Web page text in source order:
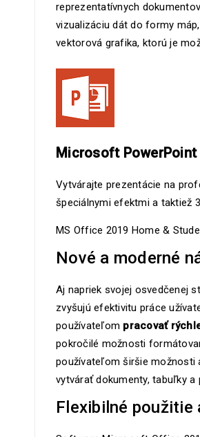
reprezentatívnych
vizualizáciu dát do formy
vektorová grafika, ktorú je
Microsoft PowerPoint
Vytvárajte prezentácie na
špeciálnymi efektmi a taktiež
MS Office 2019 Home &
Nové a moderné
Aj napriek svojej osvedčenej
zvyšujú efektivitu práce
používateľom pracovať
pokročilé možnosti
používateľom širšie možnosti
vytvárať dokumenty, tabuľky
Flexibilné